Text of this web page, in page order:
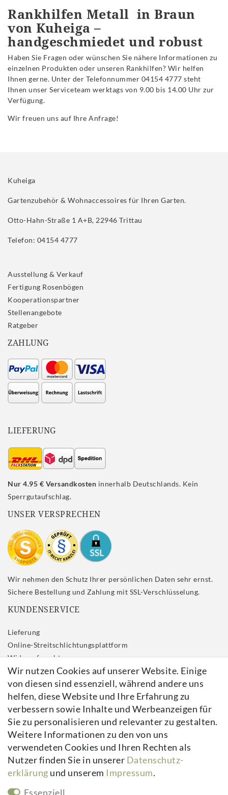
Rankhilfen Metall in Braun
von Kuheiga –
handgeschmiedet und robust
Haben Sie Fragen oder wünschen Sie nähere Informationen zu
einzelnen Produkten oder unseren Rankhilfen? Wir helfen
Ihnen gerne. Unter der Telefonnummer 04154 4777 steht
Ihnen unser Serviceteam werktags von 9.00 bis 14.00 Uhr zur
Verfügung.
Wir freuen uns auf Ihre Anfrage!
Kuheiga
Gartenzubehör & Wohnaccessoires für Ihren Garten.
Otto-Hahn-Straße 1 A+B, 22946 Trittau
Telefon: 04154 4777
Ausstellung & Verkauf
Fertigung Rosenbögen
Kooperationspartner
Stellenangebote
Ratgeber
ZAHLUNG
LIEFERUNG
Nur 4.95 € Versandkosten innerhalb Deutschlands. Kein
Sperrgutaufschlag.
UNSER VERSPRECHEN
Wir nehmen den Schutz Ihrer persönlichen Daten sehr ernst.
Sichere Bestellung und Zahlung mit SSL-Verschlüsselung.
KUNDENSERVICE
Lieferung
Online-Streitschlichtungsplattform
Widerrufs­recht
Impressum
Daten­schutz­erklärung
AGB
Kontakt
Vertrag widerrufen
Newsletter
E-MAIL **
Newsletter
Wir nutzen Cookies auf unserer Website. Einige
von diesen sind essenziell, während andere uns
helfen, diese Website und Ihre Erfahrung zu
verbessern sowie Inhalte und Werbeanzeigen für
Sie zu personalisieren und relevanter zu gestalten.
Weitere Informationen zu den von uns
verwendeten Cookies und Ihren Rechten als
Nutzer finden Sie in unserer Daten­schutz­
erklärung und unserem Impressum.
Essenziell